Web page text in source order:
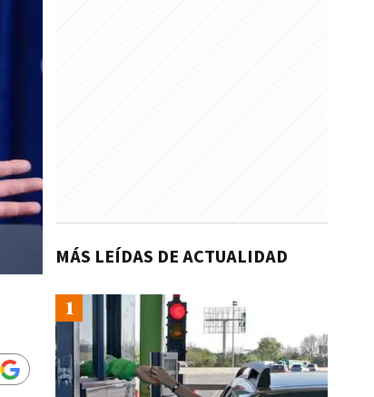
MÁS LEÍDAS DE ACTUALIDAD